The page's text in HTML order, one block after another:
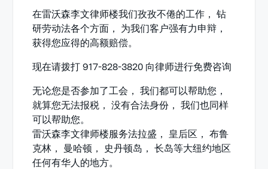
在雷沃森李文律师楼我们孜孜不倦的工作， 钻
研劳动法各个方面， 为我们客户强有力申辩，
获得您应得的高额赔偿。
现在请拨打 917-828-3820 向律师进行免费咨询
无论您是否参加了工会， 我们都可以帮助您，
就算您无法报税， 没有合法身份， 我们也同样
可以帮助您。
雷沃森李文律师楼服务法拉盛， 皇后区， 布鲁
克林， 曼哈顿， 史丹顿岛， 长岛等大纽约地区
任何有华人的地方。